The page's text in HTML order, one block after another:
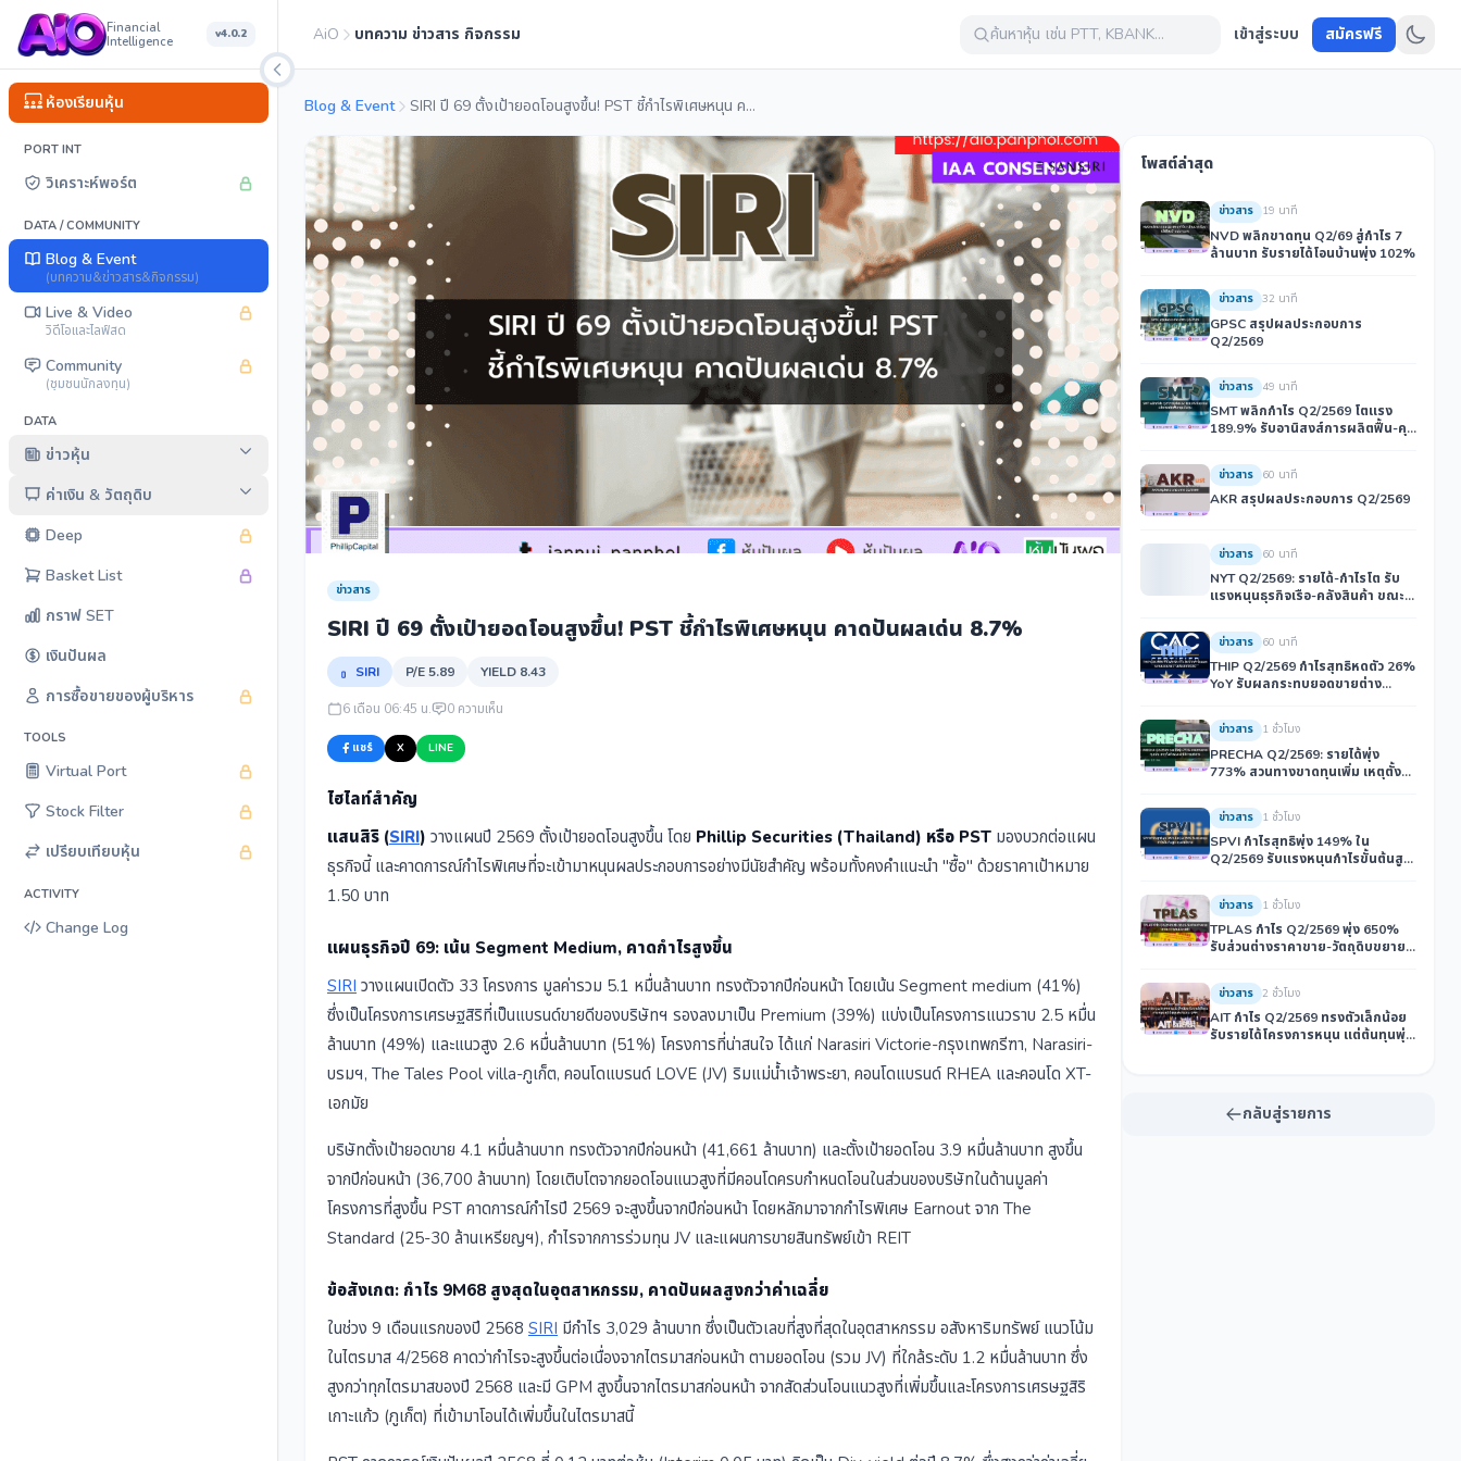
Financial
Intelligence
v4.0.2
ห้องเรียนหุ้น
PORT INT
วิเคราะห์พอร์ต
DATA / COMMUNITY
Blog & Event
(บทความ&ข่าวสาร&กิจกรรม)
Live & Video
วิดีโอและไลฟ์สด
Community
(ชุมชนนักลงทุน)
DATA
ข่าวหุ้น
ค่าเงิน & วัตถุดิบ
Deep
Basket List
กราฟ SET
เงินปันผล
การซื้อขายของผู้บริหาร
TOOLS
Virtual Port
Stock Filter
เปรียบเทียบหุ้น
ACTIVITY
Change Log
AiO บทความ ข่าวสาร กิจกรรม ค้นหาหุ้น เช่น PTT, KBANK... เข้าสู่ระบบ สมัครฟรี
Blog & Event SIRI ปี 69 ตั้งเป้ายอดโอนสูงขึ้น! PST ชี้กำไรพิเศษหนุน คาดปันผลเด่น 8.7%
ข่าวสาร
SIRI ปี 69 ตั้งเป้ายอดโอนสูงขึ้น! PST ชี้กำไรพิเศษหนุน คาดปันผลเด่น 8.7%
SIRI P/E 5.89 YIELD 8.43
6 เดือน 06:45 น. 0 ความเห็น
แชร์ X LINE
ไฮไลท์สำคัญ
แสนสิริ (SIRI) วางแผนปี 2569 ตั้งเป้ายอดโอนสูงขึ้น โดย Phillip Securities (Thailand) หรือ PST มองบวกต่อแผน
ธุรกิจนี้ และคาดการณ์กำไรพิเศษที่จะเข้ามาหนุนผลประกอบการอย่างมีนัยสำคัญ พร้อมทั้งคงคำแนะนำ "ซื้อ" ด้วยราคาเป้าหมาย
1.50 บาท
แผนธุรกิจปี 69: เน้น Segment Medium, คาดกำไรสูงขึ้น
SIRI วางแผนเปิดตัว 33 โครงการ มูลค่ารวม 5.1 หมื่นล้านบาท ทรงตัวจากปีก่อนหน้า โดยเน้น Segment medium (41%)
ซึ่งเป็นโครงการเศรษฐสิริที่เป็นแบรนด์ขายดีของบริษัทฯ รองลงมาเป็น Premium (39%) แบ่งเป็นโครงการแนวราบ 2.5 หมื่น
ล้านบาท (49%) และแนวสูง 2.6 หมื่นล้านบาท (51%) โครงการที่น่าสนใจ ได้แก่ Narasiri Victorie-กรุงเทพกรีฑา, Narasiri-
บรมฯ, The Tales Pool villa-ภูเก็ต, คอนโดแบรนด์ LOVE (JV) ริมแม่น้ำเจ้าพระยา, คอนโดแบรนด์ RHEA และคอนโด XT-
เอกมัย
บริษัทตั้งเป้ายอดขาย 4.1 หมื่นล้านบาท ทรงตัวจากปีก่อนหน้า (41,661 ล้านบาท) และตั้งเป้ายอดโอน 3.9 หมื่นล้านบาท สูงขึ้น
จากปีก่อนหน้า (36,700 ล้านบาท) โดยเติบโตจากยอดโอนแนวสูงที่มีคอนโดครบกำหนดโอนในส่วนของบริษัทในด้านมูลค่า
โครงการที่สูงขึ้น PST คาดการณ์กำไรปี 2569 จะสูงขึ้นจากปีก่อนหน้า โดยหลักมาจากกำไรพิเศษ Earnout จาก The
Standard (25-30 ล้านเหรียญฯ), กำไรจากการร่วมทุน JV และแผนการขายสินทรัพย์เข้า REIT
ข้อสังเกต: กำไร 9M68 สูงสุดในอุตสาหกรรม, คาดปันผลสูงกว่าค่าเฉลี่ย
ในช่วง 9 เดือนแรกของปี 2568 SIRI มีกำไร 3,029 ล้านบาท ซึ่งเป็นตัวเลขที่สูงที่สุดในอุตสาหกรรม อสังหาริมทรัพย์ แนวโน้ม
ในไตรมาส 4/2568 คาดว่ากำไรจะสูงขึ้นต่อเนื่องจากไตรมาสก่อนหน้า ตามยอดโอน (รวม JV) ที่ใกล้ระดับ 1.2 หมื่นล้านบาท ซึ่ง
สูงกว่าทุกไตรมาสของปี 2568 และมี GPM สูงขึ้นจากไตรมาสก่อนหน้า จากสัดส่วนโอนแนวสูงที่เพิ่มขึ้นและโครงการเศรษฐสิริ
เกาะแก้ว (ภูเก็ต) ที่เข้ามาโอนได้เพิ่มขึ้นในไตรมาสนี้
โพสต์ล่าสุด
ข่าวสาร 19 นาที
NVD พลิกขาดทุน Q2/69 สู่กำไร 7
ล้านบาท รับรายได้โอนบ้านพุ่ง 102%
ข่าวสาร 32 นาที
GPSC สรุปผลประกอบการ
Q2/2569
ข่าวสาร 49 นาที
SMT พลิกกำไร Q2/2569 โตแรง
189.9% รับอานิสงส์การผลิตฟื้น-คุม
ข่าวสาร 60 นาที
AKR สรุปผลประกอบการ Q2/2569
ข่าวสาร 60 นาที
NYT Q2/2569: รายได้-กำไรโต รับ
แรงหนุนธุรกิจเรือ-คลังสินค้า ขณะที่
ข่าวสาร 60 นาที
THIP Q2/2569 กำไรสุทธิหดตัว 26%
YoY รับผลกระทบยอดขายต่าง
ข่าวสาร 1 ชั่วโมง
PRECHA Q2/2569: รายได้พุ่ง
773% สวนทางขาดทุนเพิ่ม เหตุตั้ง
ข่าวสาร 1 ชั่วโมง
SPVI กำไรสุทธิพุ่ง 149% ใน
Q2/2569 รับแรงหนุนกำไรขั้นต้นสูง-
ข่าวสาร 1 ชั่วโมง
TPLAS กำไร Q2/2569 พุ่ง 650%
รับส่วนต่างราคาขาย-วัตถุดิบขยาย
ข่าวสาร 2 ชั่วโมง
AIT กำไร Q2/2569 ทรงตัวเล็กน้อย
รับรายได้โครงการหนุน แต่ต้นทุนพุ่ง
กลับสู่รายการ